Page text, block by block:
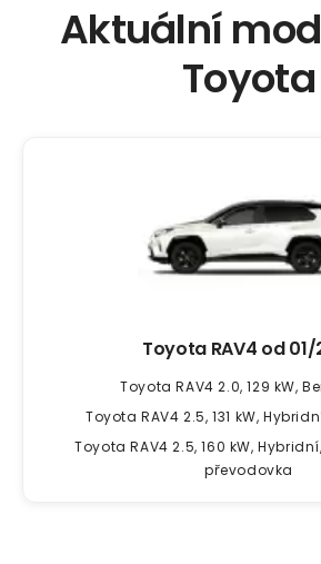
Aktuální
Toyota
Toyota RAV4 od01/
Toyota RAV4 2.0, 129 kW,
Toyota RAV4 2.5, 131 kW,
Toyota RAV4 2.5, 160 kW,
převodovka